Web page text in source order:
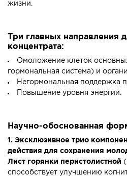
жизни.
Три главных направления
концентрата:
Омоложение клеток
гормональная система) и
Негормональная поддержка
Повышение уровня энергии.
Научно-обоснованная
1. Эксклюзивное трио
действия для сохранения
Лист горянки перистолистной
способствует улучшению